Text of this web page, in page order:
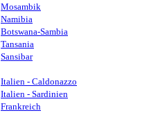
Mosambik
Namibia
Botswana-Sambia
Tansania
Sansibar
Italien - Caldonazzo
Italien - Sardinien
Frankreich